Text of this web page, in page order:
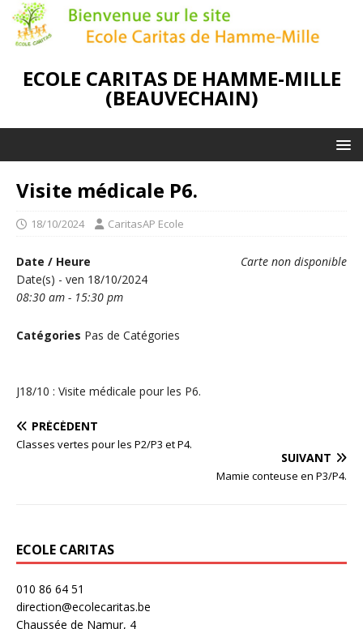
ECOLE CARITAS DE HAMME-MILLE
(BEAUVECHAIN)
Visite médicale P6.
18/10/2024 CaritasAP Ecole
Carte non disponible
Date / Heure
Date(s) - ven 18/10/2024
08:30 am - 15:30 pm
Catégories Pas de Catégories
J18/10 : Visite médicale pour les P6.
PRÉCÉDENT
Classes vertes pour les P2/P3 et P4.
SUIVANT
Mamie conteuse en P3/P4.
ECOLE CARITAS
010 86 64 51
direction@ecolecaritas.be
Chaussée de Namur, 4